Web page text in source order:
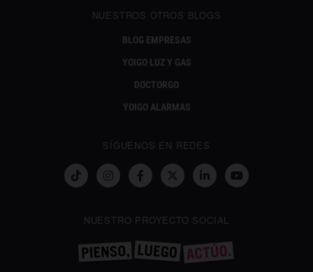
NUESTROS OTROS BLOGS
BLOG EMPRESAS
YOIGO LUZ Y GAS
DOCTORGO
YOIGO ALARMAS
SÍGUENOS EN REDES
NUESTRO PROYECTO SOCIAL